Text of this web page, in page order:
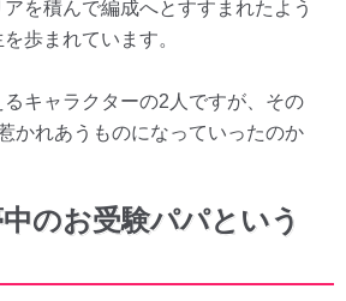
を積んで編成へとすすまれたよう
歩まれています。
キャラクターの2人ですが、その
かれあうものになっていったのか
のお受験パパという